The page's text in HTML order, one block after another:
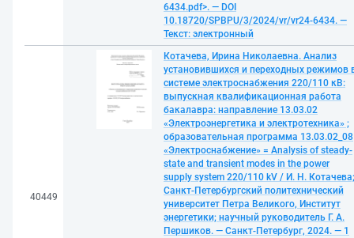
6434.pdf>. — DOI
10.18720/SPBPU/3/2024/vr/vr24-6434. —
Текст: электронный
40449
Котачева, Ирина Николаевна. Анализ
установившихся и переходных режимов
системе электроснабжения 220/110 кВ:
выпускная квалификационная работа
бакалавра: направление 13.03.02
«Электроэнергетика и электротехника» ;
образовательная программа 13.03.02_08
«Электроснабжение» = Analysis of steady-
state and transient modes in the power
supply system 220/110 kV / И. Н. Котачева;
Санкт-Петербургский политехнический
университет Петра Великого, Институт
энергетики; научный руководитель Г. А.
Першиков. — Санкт-Петербург, 2024. — 1